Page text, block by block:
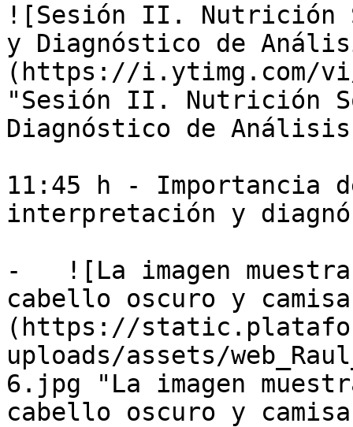
![Sesión II. Nutrición
y Diagnóstico de
(https://i.ytimg.com/vi/
"Sesión II. Nutrición
Diagnóstico de
11:45 h - Importancia
interpretación y
-   ![La imagen
cabello oscuro y
(https://
uploads/assets/
6.jpg "La imagen
cabello oscuro y